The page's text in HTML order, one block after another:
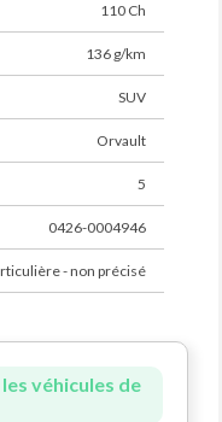
110 Ch
136 g/km
SUV
Orvault
5
0426-0004946
- non précisé
véhicules de